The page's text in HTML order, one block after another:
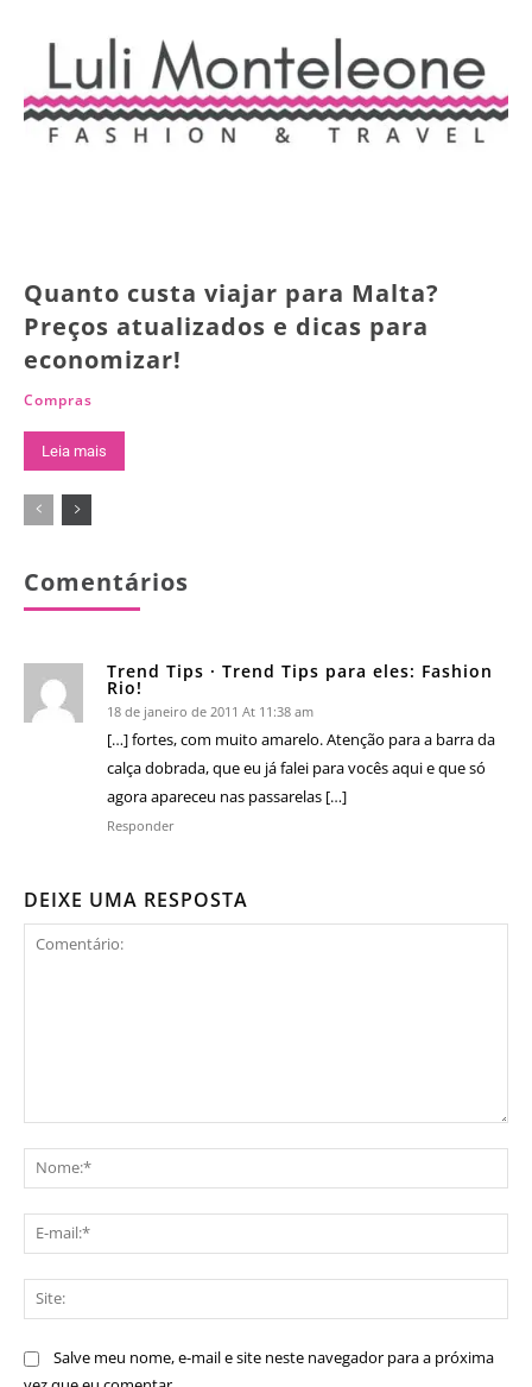
Quanto custa viajar para Malta?
Preços atualizados e dicas para
economizar!
Compras
Leia mais
Comentários
Trend Tips · Trend Tips para eles: Fashion
Rio!
18 de janeiro de 2011 At 11:38 am
[…] fortes, com muito amarelo. Atenção para a barra da
calça dobrada, que eu já falei para vocês aqui e que só
agora apareceu nas passarelas […]
Responder
DEIXE UMA RESPOSTA
Salve meu nome, e-mail e site neste navegador para a próxima